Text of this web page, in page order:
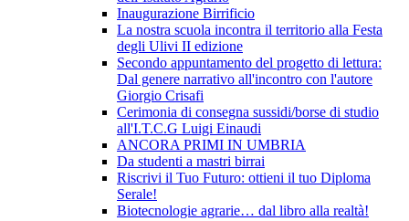
Inaugurazione Birrificio
La nostra scuola incontra il territorio alla Festa
degli Ulivi II edizione
Secondo appuntamento del progetto di lettura:
Dal genere narrativo all'incontro con l'autore
Giorgio Crisafi
Cerimonia di consegna sussidi/borse di studio
all'I.T.C.G Luigi Einaudi
ANCORA PRIMI IN UMBRIA
Da studenti a mastri birrai
Riscrivi il Tuo Futuro: ottieni il tuo Diploma
Serale!
Biotecnologie agrarie… dal libro alla realtà!